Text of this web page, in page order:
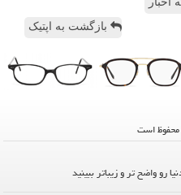
بازگشت به اپتیک
رو واضح تر و زیباتر ببینید